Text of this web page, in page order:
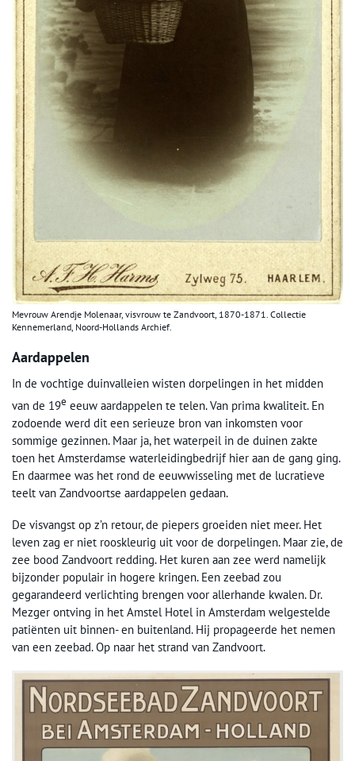
Mevrouw Arendje Molenaar, visvrouw te Zandvoort, 1870-1871. Collectie
Kennemerland, Noord-Hollands Archief.
Aardappelen
In de vochtige duinvalleien wisten dorpelingen in het midden
van de 19e eeuw aardappelen te telen. Van prima kwaliteit. En
zodoende werd dit een serieuze bron van inkomsten voor
sommige gezinnen. Maar ja, het waterpeil in de duinen zakte
toen het Amsterdamse waterleidingbedrijf hier aan de gang ging.
En daarmee was het rond de eeuwwisseling met de lucratieve
teelt van Zandvoortse aardappelen gedaan.
De visvangst op z’n retour, de piepers groeiden niet meer. Het
leven zag er niet rooskleurig uit voor de dorpelingen. Maar zie, de
zee bood Zandvoort redding. Het kuren aan zee werd namelijk
bijzonder populair in hogere kringen. Een zeebad zou
gegarandeerd verlichting brengen voor allerhande kwalen. Dr.
Mezger ontving in het Amstel Hotel in Amsterdam welgestelde
patiënten uit binnen- en buitenland. Hij propageerde het nemen
van een zeebad. Op naar het strand van Zandvoort.